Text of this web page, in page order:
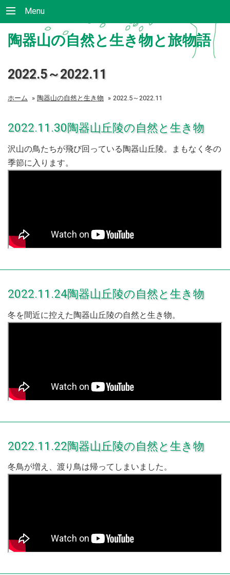
Menu
陶器山の自然と生き物と旅物語
2022.5～2022.11
ホーム » 陶器山の自然と生き物 » 2022.5～2022.11
2022.11.30陶器山丘陵の自然と生き物
沢山の鳥たちが飛び回っている陶器山丘陵。まもなく冬の
季節に入ります。
2022.11.24陶器山丘陵の自然と生き物
冬を間近に控えた陶器山丘陵の自然と生き物。
2022.11.22陶器山丘陵の自然と生き物
冬鳥が増え、渡り鳥は帰ってしまいました。